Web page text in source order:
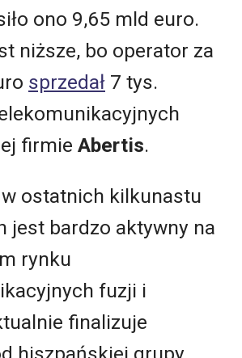
ono 9,65 mld euro.
niższe, bo operator za
sprzedał 7 tys.
firmie Abertis.
ostatnich kilkunastu
jest bardzo aktywny na
rynku
fuzji i
finalizuje